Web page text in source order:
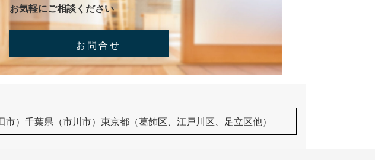
お気軽にご相談ください
お問合せ
）千葉県（市川市）東京都（葛飾区、江戸川区、足立区他）